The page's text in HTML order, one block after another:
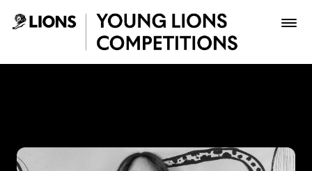
Saltar al contenido principal